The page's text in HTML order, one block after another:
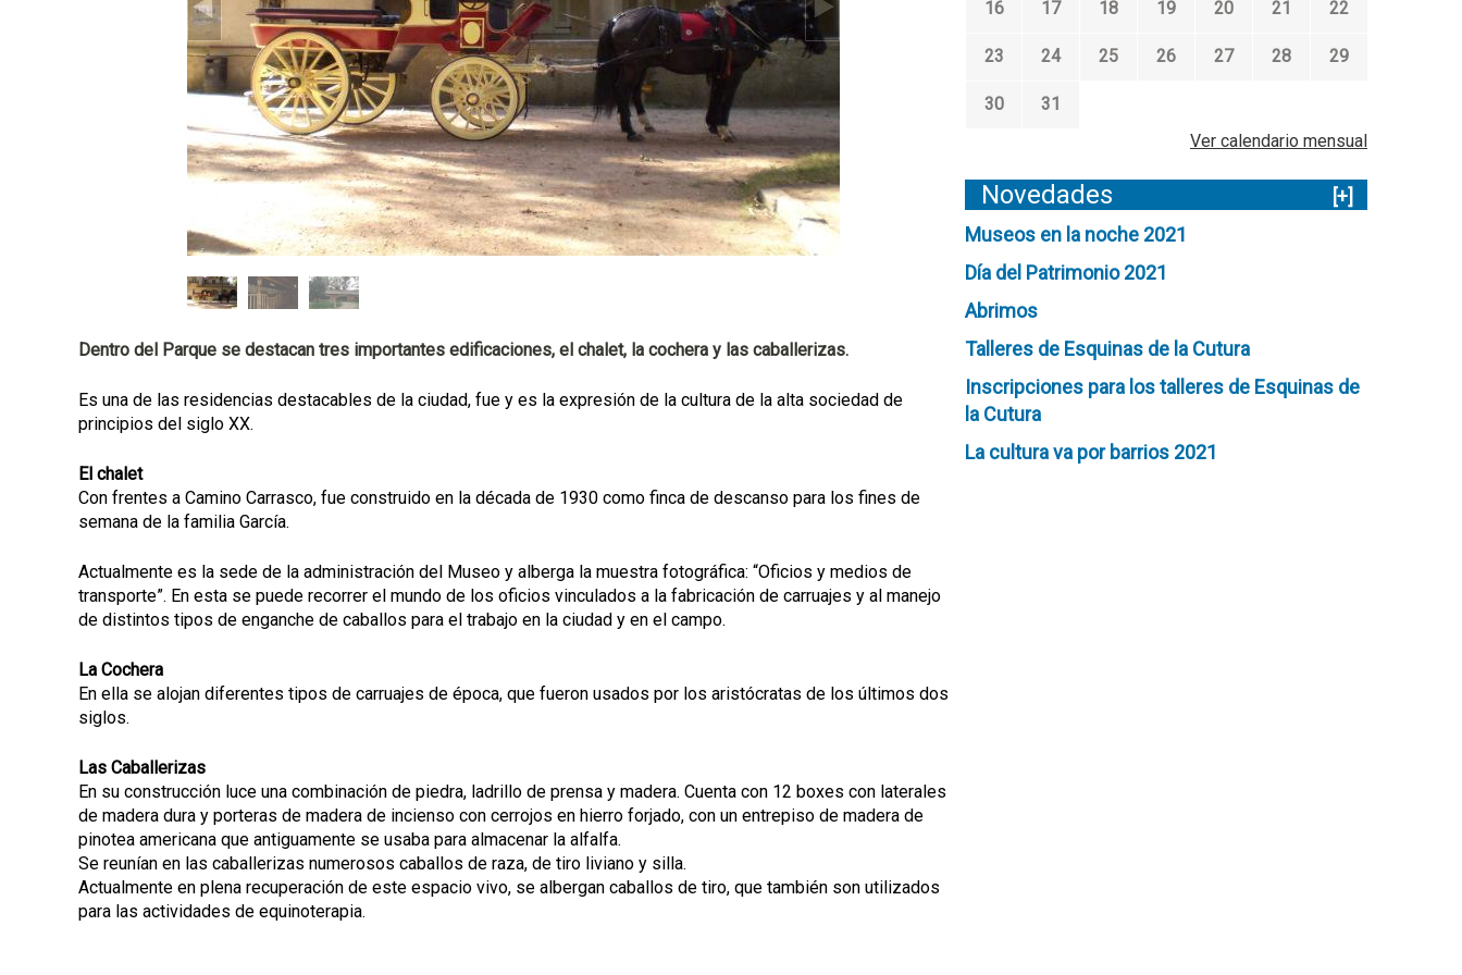
Dentro del Parque se destacan tres importantes edificaciones, el chalet, la cochera y las caballerizas.
Es una de las residencias destacables de la ciudad, fue y es la expresión de la cultura de la alta sociedad de
principios del siglo XX.
El chalet
Con frentes a Camino Carrasco, fue construido en la década de 1930 como finca de descanso para los fines de
semana de la familia García.
Actualmente es la sede de la administración del Museo y alberga la muestra fotográfica: “Oficios y medios de
transporte”. En esta se puede recorrer el mundo de los oficios vinculados a la fabricación de carruajes y al manejo
de distintos tipos de enganche de caballos para el trabajo en la ciudad y en el campo.
La Cochera
En ella se alojan diferentes tipos de carruajes de época, que fueron usados por los aristócratas de los últimos dos
siglos.
Las Caballerizas
En su construcción luce una combinación de piedra, ladrillo de prensa y madera. Cuenta con 12 boxes con laterales
de madera dura y porteras de madera de incienso con cerrojos en hierro forjado, con un entrepiso de madera de
pinotea americana que antiguamente se usaba para almacenar la alfalfa.
Se reunían en las caballerizas numerosos caballos de raza, de tiro liviano y silla.
Actualmente en plena recuperación de este espacio vivo, se albergan caballos de tiro, que también son utilizados
para las actividades de equinoterapia.
16 17 18 19 20 21 22
23 24 25 26 27 28 29
30
31
Ver calendario mensual
Novedades
[+]
Museos en la noche 2021
Día del Patrimonio 2021
Abrimos
Talleres de Esquinas de la Cutura
Inscripciones para los talleres de Esquinas de
la Cutura
La cultura va por barrios 2021